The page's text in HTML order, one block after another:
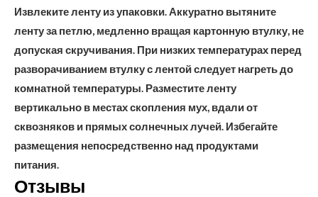
Извлеките ленту из упаковки. Аккуратно вытяните
ленту за петлю, медленно вращая картонную втулку, не
допуская скручивания. При низких температурах перед
разворачиванием втулку с лентой следует нагреть до
комнатной температуры. Разместите ленту
вертикально в местах скопления мух, вдали от
сквозняков и прямых солнечных лучей. Избегайте
размещения непосредственно над продуктами
питания.
Отзывы